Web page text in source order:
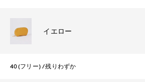
イエロー
40(フリー) 残りわずか